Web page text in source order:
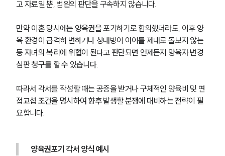
고 자료일 뿐, 법원의 판단을 구속하지 않습니다.
만약 이혼 당시에는 양육권을 포기하기로 합의했더라도, 이후 양
육 환경이 급격히 변하거나 상대방이 아이를 제대로 돌보지 않는
등 자녀의 복리에 위협이 된다고 판단되면 언제든지 양육자 변경
심판 청구를 할 수 있습니다.
따라서 각서를 작성할 때는 공증을 받거나 구체적인 양육비 및 면
접교섭 조건을 명시하여 향후 발생할 분쟁에 대비하는 전략이 필
요합니다.
양육권포기 각서 양식 예시